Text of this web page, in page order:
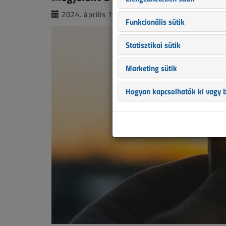
2024. április 15. | VL online | 2483 |
Funkcionális sütik
Statisztikai sütik
Marketing sütik
Hogyan kapcsolhatók ki vagy